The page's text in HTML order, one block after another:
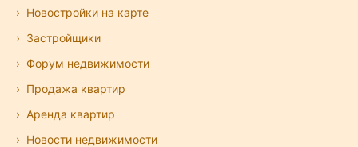
Новостройки на карте
Застройщики
Форум недвижимости
Продажа квартир
Аренда квартир
Новости недвижимости